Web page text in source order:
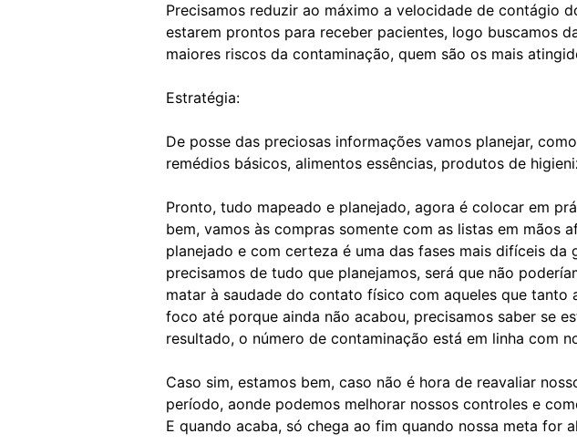
Precisamos reduzir ao máximo a velocidade de contágio
estarem prontos para receber pacientes, logo buscamos
maiores riscos da contaminação, quem são os mais
Estratégia:
De posse das preciosas informações vamos planejar,
remédios básicos, alimentos essências, produtos de
Pronto, tudo mapeado e planejado, agora é colocar em
bem, vamos às compras somente com as listas em
planejado e com certeza é uma das fases mais difíceis
precisamos de tudo que planejamos, será que não
matar à saudade do contato físico com aqueles que
foco até porque ainda não acabou, precisamos saber se
resultado, o número de contaminação está em linha com
Caso sim, estamos bem, caso não é hora de reavaliar
período, aonde podemos melhorar nossos controles e
E quando acaba, só chega ao fim quando nossa meta